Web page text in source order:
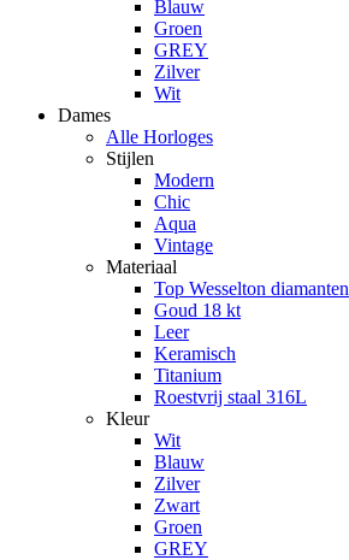
Blauw
Groen
GREY
Zilver
Wit
Dames
Alle Horloges
Stijlen
Modern
Chic
Aqua
Vintage
Materiaal
Top Wesselton diamanten
Goud 18 kt
Leer
Keramisch
Titanium
Roestvrij staal 316L
Kleur
Wit
Blauw
Zilver
Zwart
Groen
GREY